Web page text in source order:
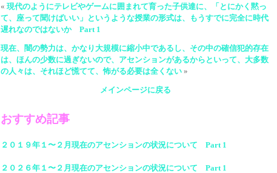
« 現代のようにテレビやゲームに囲まれて育った子供達に、「とにかく黙っ
て、座って聞けばいい」というような授業の形式は、もうすでに完全に時代
遅れなのではないか Part 1
現在、闇の勢力は、かなり大規模に縮小中であるし、その中の確信犯的存在
は、ほんの少数に過ぎないので、アセンションがあるからといって、大多数
の人々は、それほど慌てて、怖がる必要は全くない »
メインページに戻る
おすすめ記事
２０１９年１〜２月現在のアセンションの状況について Part 1
２０２６年１〜２月現在のアセンションの状況について Part 1